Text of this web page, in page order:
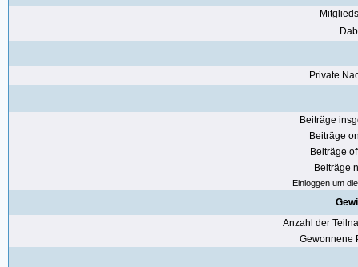
Private
Beiträge
Beiträge
Beiträge
Beiträge
Einloggen um
Anzahl der
Gewonnene